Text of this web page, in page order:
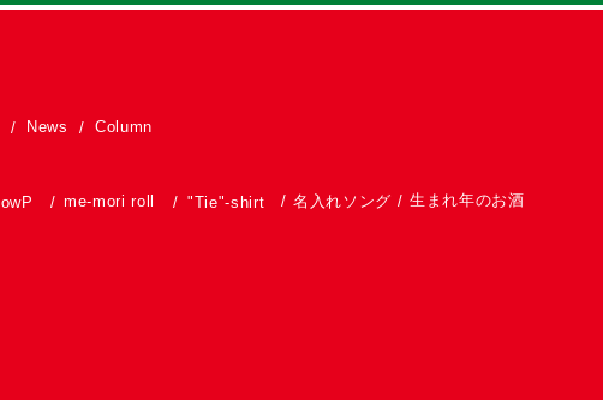
/ News / Column
me-mori roll
/ /
"Tie"-shirt
/ 生まれ年のお酒
/
名入れソング